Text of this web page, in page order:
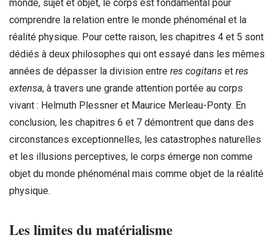
monde, sujet et objet, le corps est fondamental pour
comprendre la relation entre le monde phénoménal et la
réalité physique. Pour cette raison, les chapitres 4 et 5 sont
dédiés à deux philosophes qui ont essayé dans les mêmes
années de dépasser la division entre res cogitans et res
extensa, à travers une grande attention portée au corps
vivant : Helmuth Plessner et Maurice Merleau-Ponty. En
conclusion, les chapitres 6 et 7 démontrent que dans des
circonstances exceptionnelles, les catastrophes naturelles
et les illusions perceptives, le corps émerge non comme
objet du monde phénoménal mais comme objet de la réalité
physique.
Les limites du matérialisme